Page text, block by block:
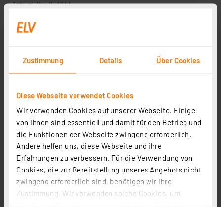
Zustimmung Details Über Cookies
Diese Webseite verwendet Cookies
Wir verwenden Cookies auf unserer Webseite. Einige
von ihnen sind essentiell und damit für den Betrieb und
die Funktionen der Webseite zwingend erforderlich.
Andere helfen uns, diese Webseite und ihre
Erfahrungen zu verbessern. Für die Verwendung von
Cookies, die zur Bereitstellung unseres Angebots nicht
zwingend erforderlich sind, benötigen wir Ihre
Zustimmung. Wir verwenden solche Cookies, um
Artikel-Nr. 253844
Velleman Steckbrücken-Set (350 Teile)
Artikel-Nr. 250790